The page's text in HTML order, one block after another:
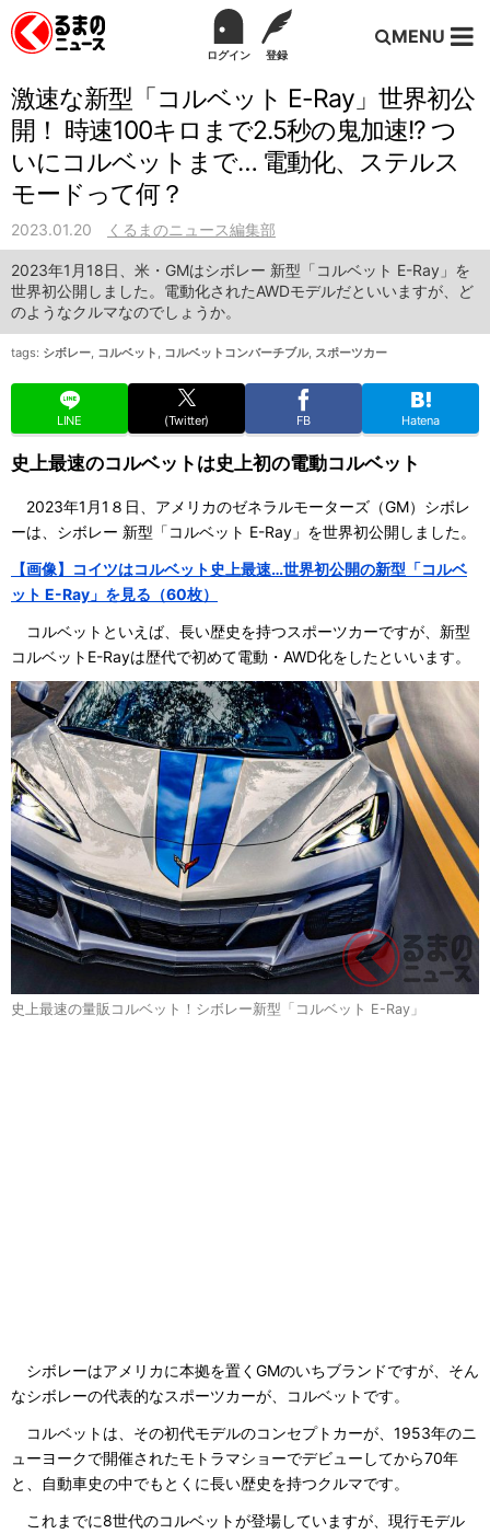
ログイン 登録
MENU
激速な新型「コルベット E-Ray」世界初公
開！ 時速100キロまで2.5秒の鬼加速!? つ
いにコルベットまで… 電動化、ステルス
モードって何？
2023.01.20 くるまのニュース編集部
2023年1月18日、米・GMはシボレー 新型「コルベット E-Ray」を
世界初公開しました。電動化されたAWDモデルだといいますが、ど
のようなクルマなのでしょうか。
tags: シボレー, コルベット , コルベットコンバーチブル, スポーツカー
LINE (Twitter) FB Hatena
史上最速のコルベットは史上初の電動コルベット
2023年1月1８日、アメリカのゼネラルモーターズ（GM）シボレ
ーは、シボレー 新型「コルベット E-Ray」を世界初公開しました。
【画像】コイツはコルベット史上最速…世界初公開の新型「コルベ
ット E-Ray」を見る（60枚）
コルベットといえば、長い歴史を持つスポーツカーですが、新型
コルベットE-Rayは歴代で初めて電動・AWD化をしたといいます。
史上最速の量販コルベット！シボレー新型「コルベット E-Ray」
シボレーはアメリカに本拠を置くGMのいちブランドですが、そん
なシボレーの代表的なスポーツカーが、コルベットです。
コルベットは、その初代モデルのコンセプトカーが、1953年のニ
ューヨークで開催されたモトラマショーでデビューしてから70年
と、自動車史の中でもとくに長い歴史を持つクルマです。
これまでに8世代のコルベットが登場していますが、現行モデル